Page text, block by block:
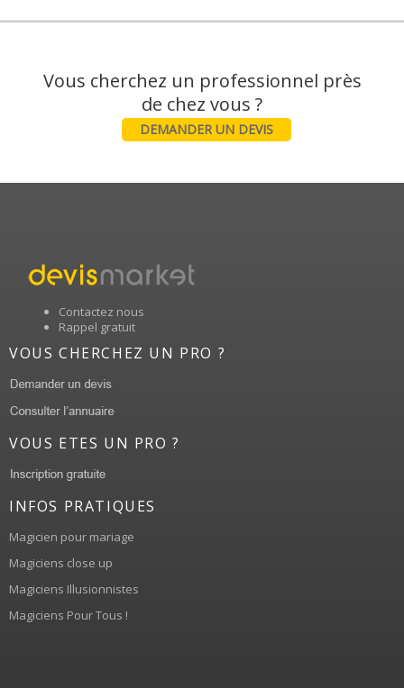
Vous cherchez un professionnel près
DEMANDER UN DEVIS
Contactez nous
Rappel gratuit
VOUS CHERCHEZ UN PRO ?
VOUS ETES UN PRO ?
INFOS PRATIQUES
Magicien pour mariage
Magiciens close up
Magiciens Illusionnistes
Magiciens Pour Tous !